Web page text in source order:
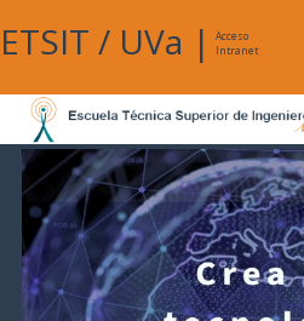
ETSIT / UVa |
Acceso
Intranet